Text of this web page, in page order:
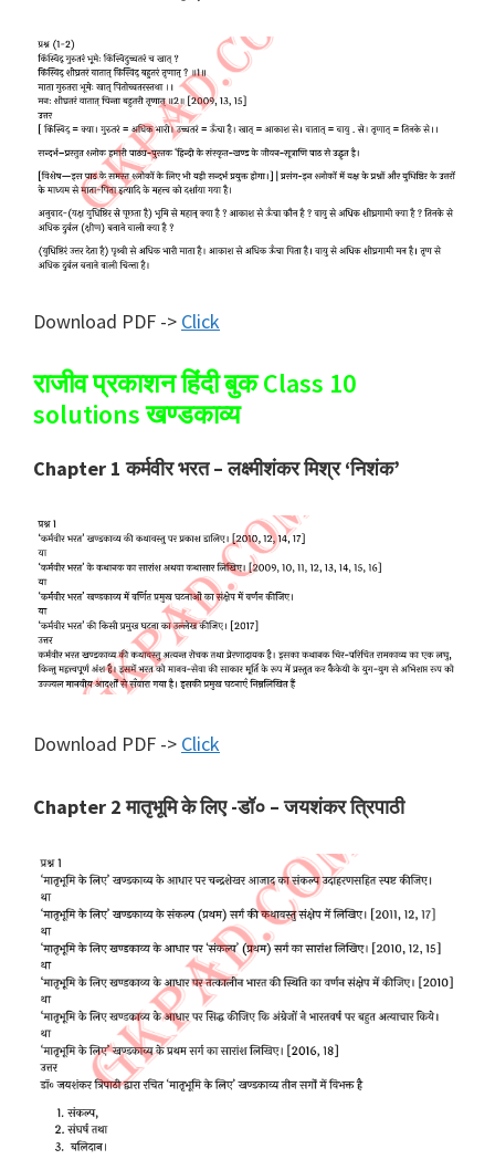
Download PDF -> Click
राजीव प्रकाशन हिंदी बुक Class 10
solutions खण्डकाव्य
Chapter 1 कर्मवीर भरत – लक्ष्मीशंकर मिश्र ‘निशंक’
Download PDF -> Click
Chapter 2 मातृभूमि के लिए -डॉ० – जयशंकर त्रिपाठी